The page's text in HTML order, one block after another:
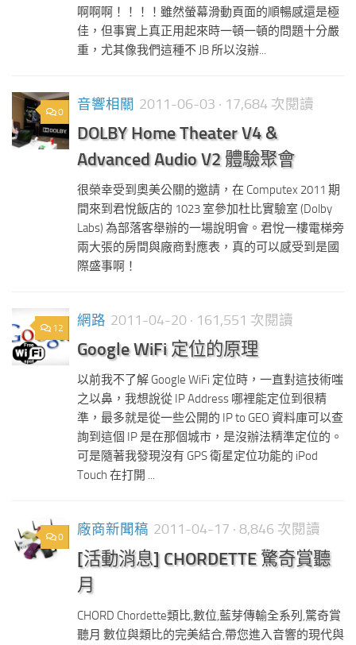
啊啊啊！！！！雖然螢幕滑動頁面的順暢感還是極
佳，但事實上真正用起來時一頓一頓的問題十分嚴
重，尤其像我們這種不 JB 所以沒辦...
0 音響相關 2011-06-03 · 17,684 次閱讀
DOLBY Home Theater V4 &
Advanced Audio V2 體驗聚會
很榮幸受到奧美公關的邀請，在 Computex 2011 期
間來到君悅飯店的 1023 室參加杜比實驗室 (Dolby
Labs) 為部落客舉辦的一場說明會。君悅一樓電梯旁
兩大張的房間與廠商對應表，真的可以感受到是國
際盛事啊！
12 網路 2011-04-20 · 161,551 次閱讀
Google WiFi 定位的原理
以前我不了解 Google WiFi 定位時，一直對這技術嗤
之以鼻，我想說從 IP Address 哪裡能定位到很精
準，最多就是從一些公開的 IP to GEO 資料庫可以查
詢到這個 IP 是在那個城市，是沒辦法精準定位的。
可是隨著我發現沒有 GPS 衛星定位功能的 iPod
Touch 在打開 ...
0 廠商新聞稿 2011-04-17 · 8,846 次閱讀
[活動消息] CHORDETTE 驚奇賞聽
月
CHORD Chordette類比,數位,藍芽傳輸全系列,驚奇賞
聽月 數位與類比的完美結合,帶您進入音響的現代與